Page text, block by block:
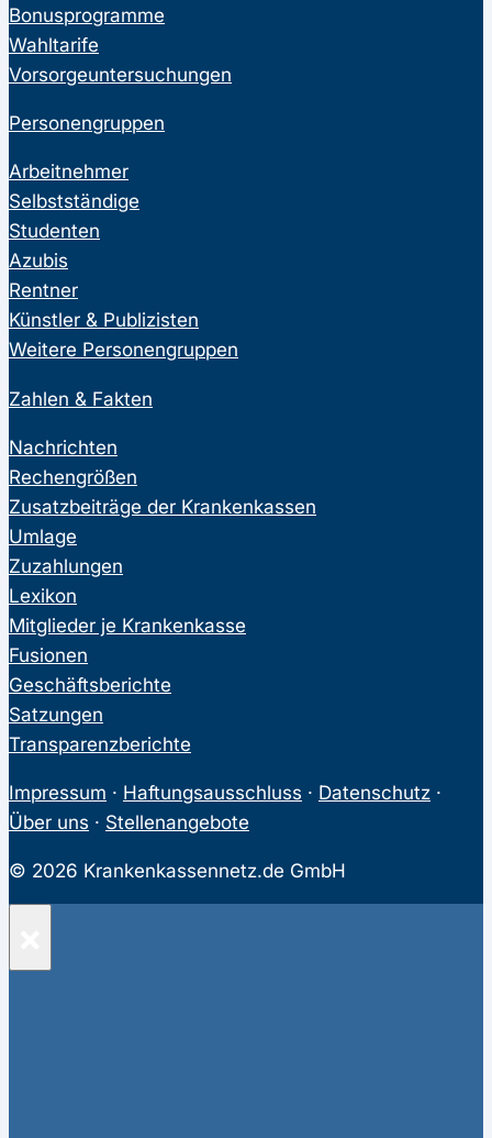
Bonusprogramme
Wahltarife
Vorsorgeuntersuchungen
Personengruppen
Arbeitnehmer
Selbstständige
Studenten
Azubis
Rentner
Künstler & Publizisten
Weitere Personengruppen
Zahlen & Fakten
Nachrichten
Rechengrößen
Zusatzbeiträge der Krankenkassen
Umlage
Zuzahlungen
Lexikon
Mitglieder je Krankenkasse
Fusionen
Geschäftsberichte
Satzungen
Transparenzberichte
Impressum · Haftungsausschluss · Datenschutz ·
Über uns · Stellenangebote
© 2026 Krankenkassennetz.de GmbH